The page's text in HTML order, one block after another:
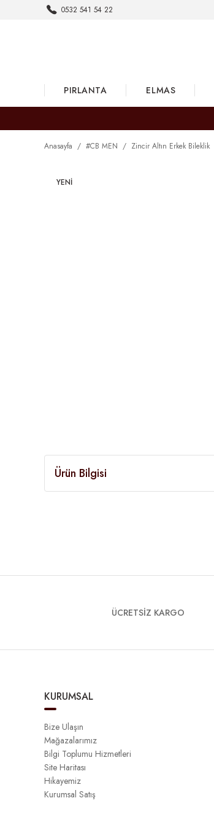
0532 541 54 22
PIRLANTA ELMAS
Anasayfa #CB MEN Zincir Altın Erkek Bileklik
YENİ
Ürün Bilgisi
ÜCRETSİZ KARGO
KURUMSAL
Bize Ulaşın
Mağazalarımız
Bilgi Toplumu Hizmetleri
Site Haritası
Hikayemiz
Kurumsal Satış